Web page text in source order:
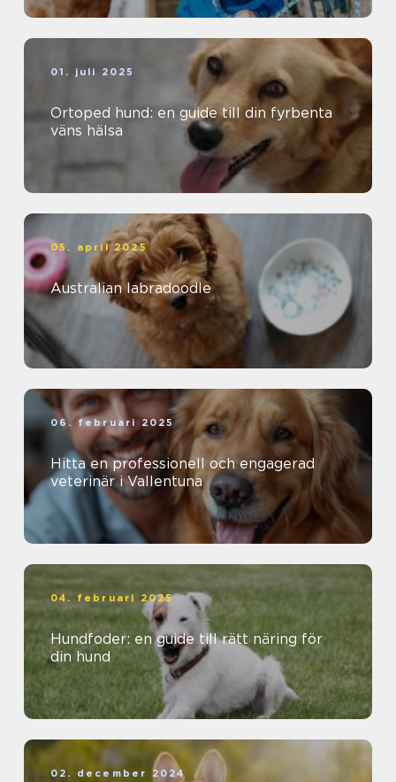
01. juli 2025
Ortoped hund: en guide till din fyrbenta
väns hälsa
05. april 2025
Australian labradoodle
06. februari 2025
Hitta en professionell och engagerad
veterinär i Vallentuna
04. februari 2025
Hundfoder: en guide till rätt näring för
din hund
02. december 2024